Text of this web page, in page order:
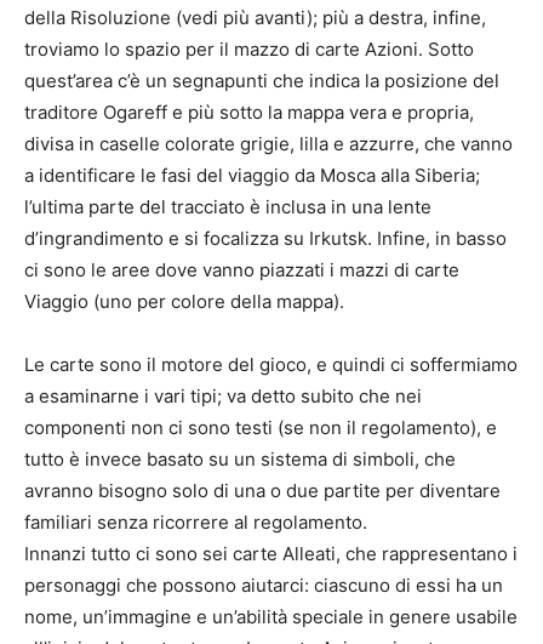
della Risoluzione (vedi più avanti); più a destra, infine,
troviamo lo spazio per il mazzo di carte Azioni. Sotto
quest’area c’è un segnapunti che indica la posizione del
traditore Ogareff e più sotto la mappa vera e propria,
divisa in caselle colorate grigie, lilla e azzurre, che vanno
a identificare le fasi del viaggio da Mosca alla Siberia;
l’ultima parte del tracciato è inclusa in una lente
d’ingrandimento e si focalizza su Irkutsk. Infine, in basso
ci sono le aree dove vanno piazzati i mazzi di carte
Viaggio (uno per colore della mappa).
Le carte sono il motore del gioco, e quindi ci soffermiamo
a esaminarne i vari tipi; va detto subito che nei
componenti non ci sono testi (se non il regolamento), e
tutto è invece basato su un sistema di simboli, che
avranno bisogno solo di una o due partite per diventare
familiari senza ricorrere al regolamento.
Innanzi tutto ci sono sei carte Alleati, che rappresentano i
personaggi che possono aiutarci: ciascuno di essi ha un
nome, un’immagine e un’abilità speciale in genere usabile